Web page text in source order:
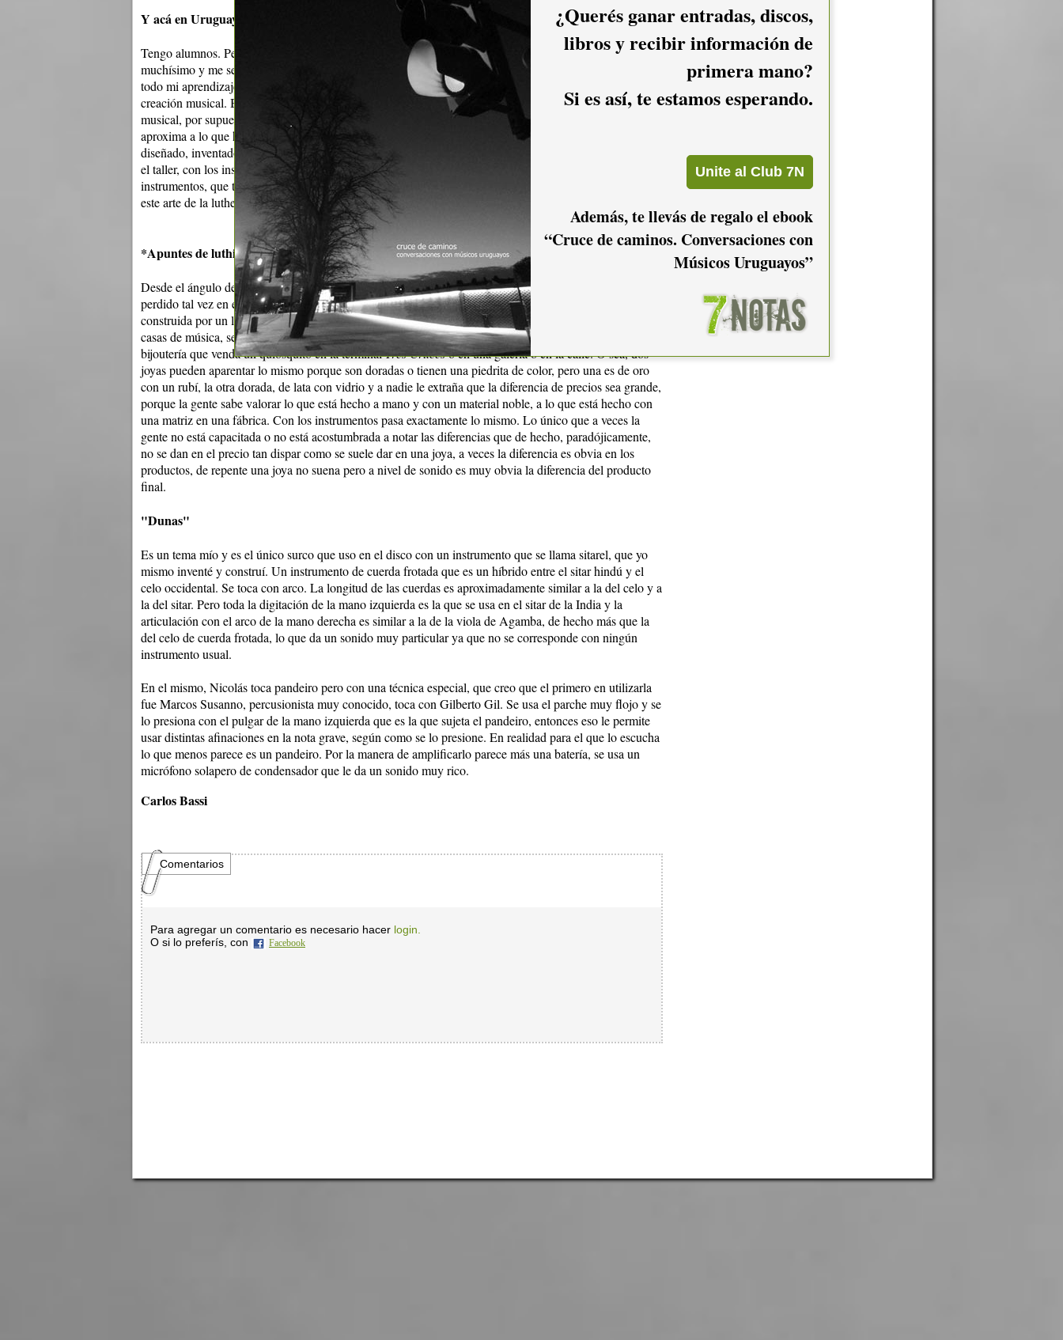
Y acá en Uruguay ¿qué hacés?.
Tengo alumnos. Pero más allá de eso lo que yo cultivo no es como músico. La India me ha aportado
muchísimo y me seguirá aportando por siempre, pero yo también tengo mi camino musical. Más allá de
todo mi aprendizaje de este sistema de música, he tenido muchas oportunidades de proyectar mi propia
creación musical. Bueno, el trabajo (Ofrenda) que hicimos con Nicolás (Arnicho) es una búsqueda
musical, por supuesto teñida con muchos instrumentos orientales y dentro de cierto lenguaje que se
aproxima a lo que he aprendido en oriente. Pero también hasta en instrumentos que yo mismo he
diseñado, inventado, ya que para mí la música no sólo es la composición musical sino mi trabajo acá en
el taller, con los instrumentos. De lo que vivo es de la construcción de guitarras y de la reparación de
instrumentos, que también tuve la suerte de aprenderlo a la usanza antigua: de maestro a discípulo. En
este arte de la luthería, mi padre, en este caso, es mi "gurú".
*Apuntes de luthier
Desde el ángulo de un luthier, o sea, qué es un luthier y cómo se ha perdido un poco el oficio y se ha
perdido tal vez en el inconsciente colectivo de la gente, la diferencia que hay entre una guitarra
construida por un luthier y las guitarras construidas en serie, en fábrica, que son las que suelen vender las
casas de música, se aproxima, o es casi lo mismo, a la diferencia que hay entre una joyería y una
bijoutería que venda un quiosquito en la terminalTres Cruceso en una galería o en la calle. O sea, dos
joyas pueden aparentar lo mismo porque son doradas o tienen una piedrita de color, pero una es de oro
con un rubí, la otra dorada, de lata con vidrio y a nadie le extraña que la diferencia de precios sea grande,
porque la gente sabe valorar lo que está hecho a mano y con un material noble, a lo que está hecho con
una matriz en una fábrica. Con los instrumentos pasa exactamente lo mismo. Lo único que a veces la
gente no está capacitada o no está acostumbrada a notar las diferencias que de hecho, paradójicamente,
no se dan en el precio tan dispar como se suele dar en una joya, a veces la diferencia es obvia en los
productos, de repente una joya no suena pero a nivel de sonido es muy obvia la diferencia del producto
final.
"Dunas"
Es un tema mío y es el único surco que uso en el disco con un instrumento que se llama sitarel, que yo
mismo inventé y construí. Un instrumento de cuerda frotada que es un híbrido entre el sitar hindú y el
celo occidental. Se toca con arco. La longitud de las cuerdas es aproximadamente similar a la del celo y a
la del sitar. Pero toda la digitación de la mano izquierda es la que se usa en el sitar de la India y la
articulación con el arco de la mano derecha es similar a la de la viola de Agamba, de hecho más que la
del celo de cuerda frotada, lo que da un sonido muy particular ya que no se corresponde con ningún
instrumento usual.
En el mismo, Nicolás toca pandeiro pero con una técnica especial, que creo que el primero en utilizarla
fue Marcos Susanno, percusionista muy conocido, toca con Gilberto Gil. Se usa el parche muy flojo y se
lo presiona con el pulgar de la mano izquierda que es la que sujeta el pandeiro, entonces eso le permite
usar distintas afinaciones en la nota grave, según como se lo presione. En realidad para el que lo escucha
lo que menos parece es un pandeiro. Por la manera de amplificarlo parece más una batería, se usa un
micrófono solapero de condensador que le da un sonido muy rico.
Carlos Bassi
Comentarios
Para agregar un comentario es necesario hacer login.
O si lo preferís, con
Facebook
¿Querés ganar entradas, discos,
libros y recibir información de
primera mano?
Si es así, te estamos esperando.
Además, te llevás de regalo el ebook
“Cruce de caminos. Conversaciones con
Músicos Uruguayos”